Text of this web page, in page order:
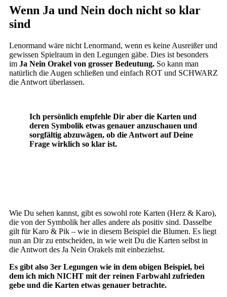
Wenn Ja und Nein doch nicht so klar
sind
Lenormand wäre nicht Lenormand, wenn es keine Ausreißer und
gewissen Spielraum in den Legungen gäbe. Dies ist besonders
im Ja Nein Orakel von grosser Bedeutung. So kann man
natürlich die Augen schließen und einfach ROT und SCHWARZ
die Antwort überlassen.
Ich persönlich empfehle Dir aber die Karten und
deren Symbolik etwas genauer anzuschauen und
sorgfältig abzuwägen, ob die Antwort auf Deine
Frage wirklich so klar ist.
Wie Du sehen kannst, gibt es sowohl rote Karten (Herz & Karo),
die von der Symbolik her alles andere als positiv sind. Dasselbe
gilt für Karo & Pik – wie in diesem Beispiel die Blumen. Es liegt
nun an Dir zu entscheiden, in wie weit Du die Karten selbst in
die Antwort des Ja Nein Orakels mit einbeziehst.
Es gibt also 3er Legungen wie in dem obigen Beispiel, bei
dem ich mich NICHT mit der reinen Farbwahl zufrieden
gebe und die Karten etwas genauer betrachte.